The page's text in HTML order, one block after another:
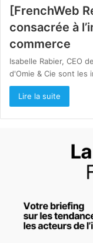
[FrenchWeb
consacrée à
commerce
Isabelle Rabier, CEO
d'Omie & Cie sont les
Lire la suite